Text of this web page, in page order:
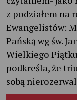
z podziałem na
Ewangelistów:
Pańską wg św.
Wielkiego
podkreśla, że
sobą